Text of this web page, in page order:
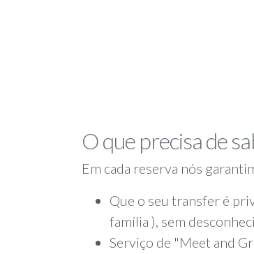
O que precisa de
Em cada reserva nós
Que o seu transfer é
família ), sem
Serviço de "Meet and